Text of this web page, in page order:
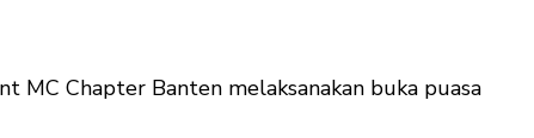
MC Chapter Banten melaksanakan buka puasa